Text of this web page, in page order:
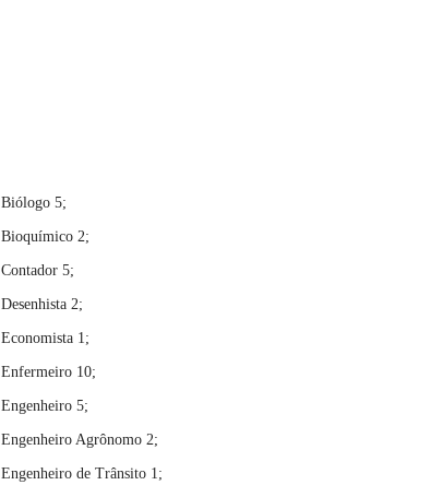
Biólogo 5;
Bioquímico 2;
Contador 5;
Desenhista 2;
Economista 1;
Enfermeiro 10;
Engenheiro 5;
Engenheiro Agrônomo 2;
Engenheiro de Trânsito 1;